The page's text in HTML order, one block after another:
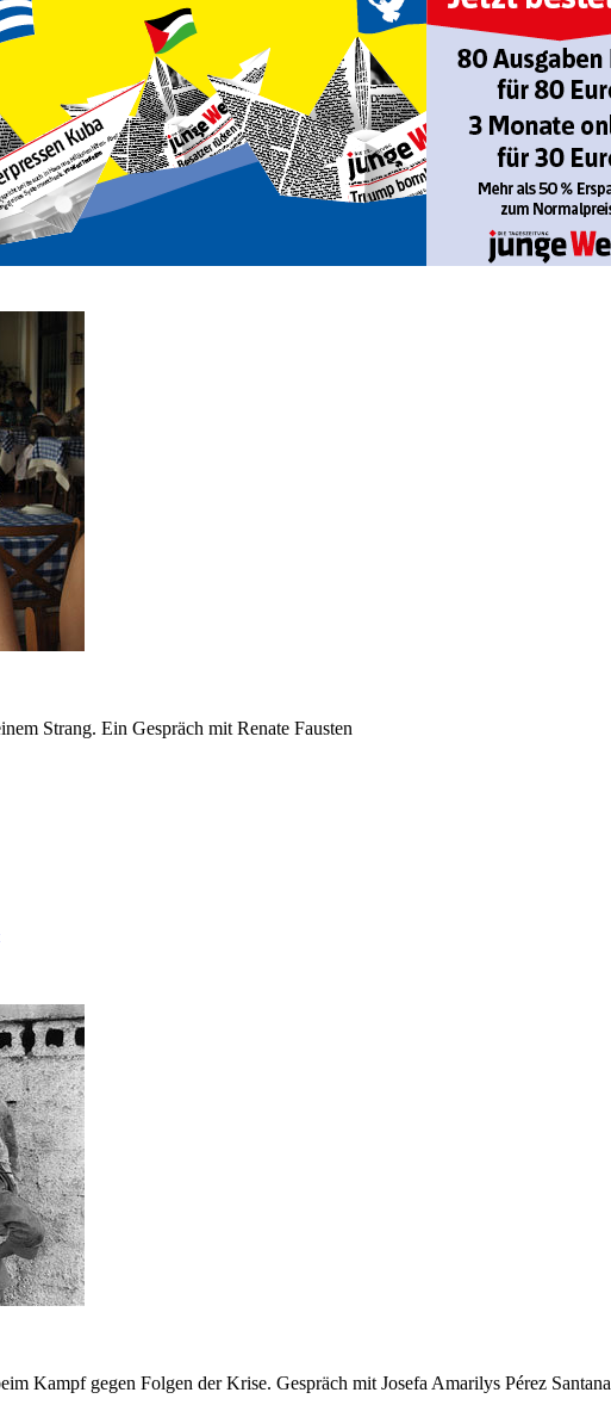
Strang. Ein Gespräch mit Renate Fausten
Kampf gegen Folgen der Krise. Gespräch mit Josefa Amarilys Pérez Santana